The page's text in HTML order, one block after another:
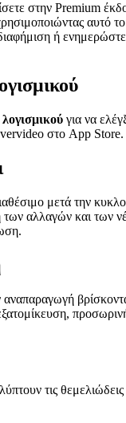
στην Premium
αυτό
ή ενημερώστε
για να
στο App Store.
μετά την
αλλαγών και των
αναπαραγωγή
τις θεμελιώδεις